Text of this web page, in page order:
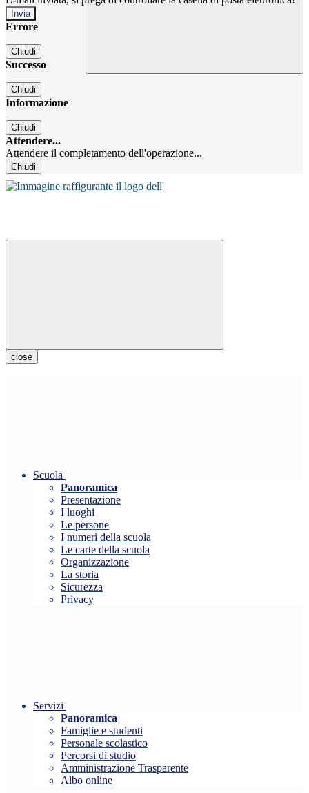
Errore
Chiudi
Successo
Chiudi
Informazione
Chiudi
Attendere...
Attendere il completamento dell'operazione...
Chiudi
close
Scuola
Panoramica
Presentazione
I luoghi
Le persone
I numeri della scuola
Le carte della scuola
Organizzazione
La storia
Sicurezza
Privacy
Servizi
Panoramica
Famiglie e studenti
Personale scolastico
Percorsi di studio
Amministrazione Trasparente
Albo online